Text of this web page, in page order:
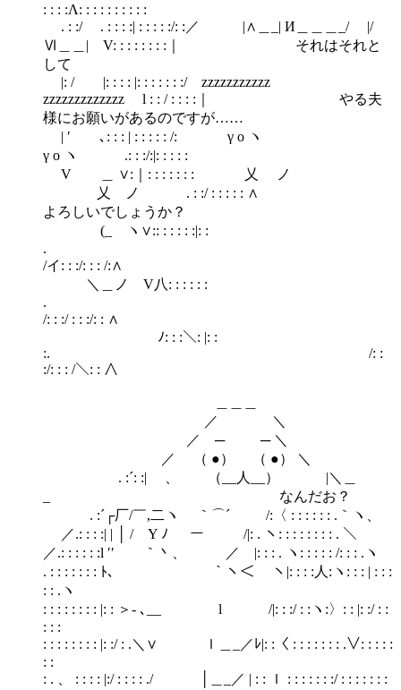
: : : :Λ: : : : : : : : : :
. : :/ . : : : :| : : : : :/: :／ |∧＿_| И＿＿＿_/ |/
Ⅵ＿＿| V: : : : : : : :｜ それはそれと
して
|: / |: : : : |: : : : : : :/ zzzzzzzzzzz
zzzzzzzzzzzzz l : : / : : : :｜ やる夫
様にお願いがあるのですが……
| ′ ､: : : | : : : : : /: γ o ヽ
γ o ヽ .: : :/:|: : : : :
V ＿ ∨:｜: : : : : : : 乂 ノ
乂 ノ . : :/ : : : : : ∧
よろしいでしょうか？
(_ ヽ∨:: : : : : :|: :
.
/イ: : :/: : : /:∧
＼＿ノ V八: : : : : :
.
/: : :/ : : :/: : ∧
ﾉ: : :＼: |: :
:. /: :
:/: : : /＼: : ∧
／ ＼
／ ─ ─ ＼
／ （ ●） （ ●） ＼
. :´: :| 、 （__人__） |＼＿
_ なんだお？
. :´┌厂/￣,二ヽ ｀⌒´ /:〈 : : : : : : .｀ヽ、
／.: : : :| | │ / Y ﾉ ー /|: . ヽ: : : : : : : : . ＼
／.: : : : : :l ′′ ｀丶、 ／ |: : : . ヽ: : : : : /: : : .ヽ
. : : : : : : : ﾄ､ ｀ヽ＜ ヽ|: : : :人:ヽ: : : | : : :
: : .ヽ
: : : : : : : : |: : ＞‐ ､__ l /|: : :/ : :ヽ:〉: : |: :/ : :
: : :
: : : : : : : : |: :/ : .＼∨ ｌ＿_／ﾚ|: :〈 : : : : : : : .∨: : : : :
: :
: . 、 : : : : |:/ : : : : ./ │＿_／ | : : ｌ : : : : : : :/ : : : : : : :